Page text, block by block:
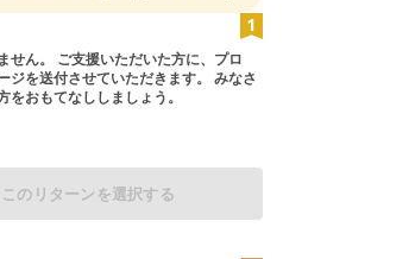
せん。 ご支援いただいた方に、プロ
ジを送付させていただきます。 みなさ
おもてなししましょう。
このリターンを選択する